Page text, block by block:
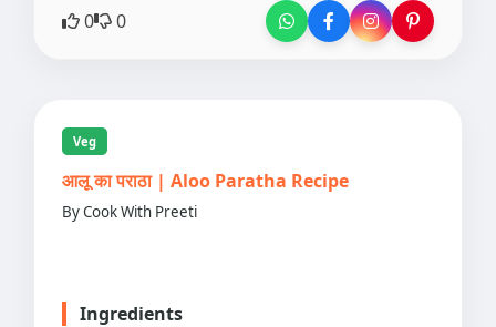
0 0
Veg
आलू का पराठा | Aloo Paratha Recipe
By Cook With Preeti
Ingredients